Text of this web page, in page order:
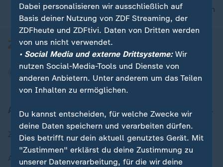
nach oben
Aktuell bei ZDFheute
Zuletzt veröffentlicht
Aktuelle Sendungs-Videos
Dabei personalisieren wir ausschließlich auf
Basis deiner Nutzung von ZDF Streaming, der
ZDFheute und ZDFtivi. Daten von Dritten werden
von uns nicht verwendet.
• Social Media und externe Drittsysteme:Wir
nutzen Social-Media-Tools und Dienste von
anderen Anbietern. Unter anderem um das Teilen
von Inhalten zu ermöglichen.
Du kannst entscheiden, für welche Zwecke wir
deine Daten speichern und verarbeiten dürfen.
Dies betrifft nur dein aktuell genutztes Gerät. Mit
"Zustimmen" erklärst du deine Zustimmung zu
unserer Datenverarbeitung, für die wir deine